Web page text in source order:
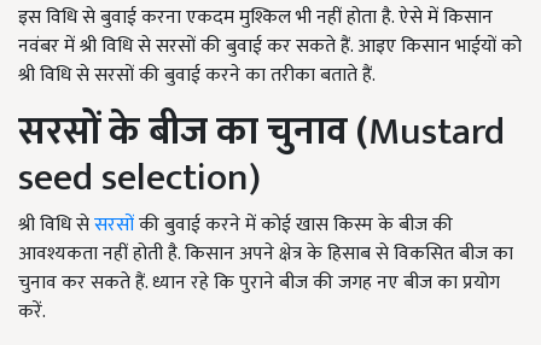
इस विधि से बुवाई करना एकदम मुश्किल भी नहीं होता है. ऐसे में किसान
नवंबर में श्री विधि से सरसों की बुवाई कर सकते हैं. आइए किसान भाईयों को
श्री विधि से सरसों की बुवाई करने का तरीका बताते हैं.
सरसों के बीज का चुनाव (Mustard
seed selection)
श्री विधि सेसरसोंकी बुवाई करने में कोई खास किस्म के बीज की
आवश्यकता नहीं होती है. किसान अपने क्षेत्र के हिसाब से विकसित बीज का
चुनाव कर सकते हैं. ध्यान रहे कि पुराने बीज की जगह नए बीज का प्रयोग
करें.